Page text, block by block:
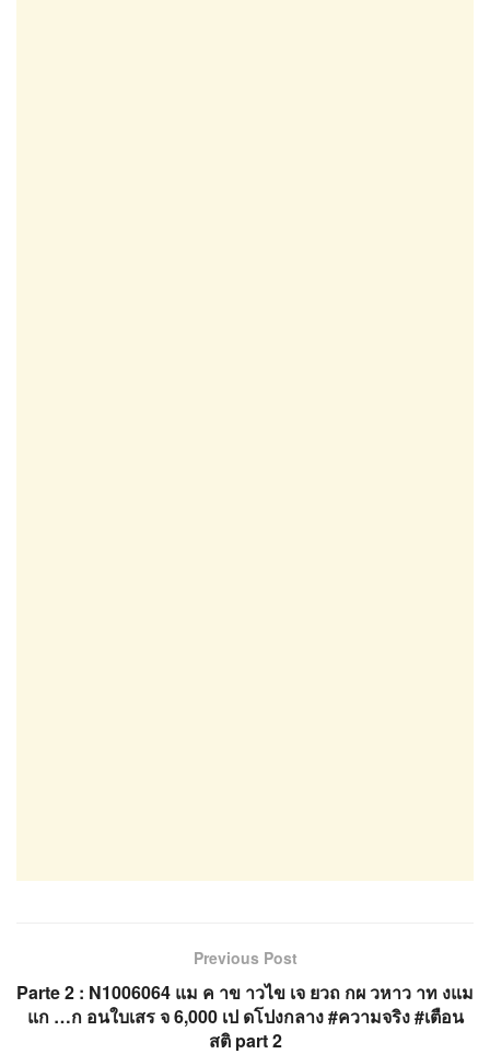
Previous Post
Parte 2 : N1006064 แม ค าข าวไข เจ ยวถ กผ วหาว าท งแม
แก …ก อนใบเสร จ 6,000 เป ดโปงกลาง #ความจริง #เตือน
สติ part 2